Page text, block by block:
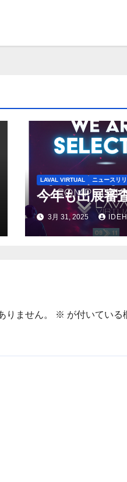
LAVAL VIRTUAL ニュースリ
今年も出展審
3月 31, 2025
りません。 ※ が付いている